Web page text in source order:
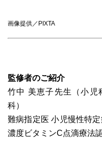
画像提供／PIXTA
監修者のご紹介
竹中 美恵子先生（小児
科）
難病指定医 小児慢性特
濃度ビタミンC点滴療法